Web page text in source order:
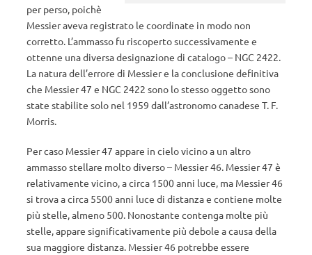
per perso, poichè
Messier aveva registrato le coordinate in modo non
corretto. L’ammasso fu riscoperto successivamente e
ottenne una diversa designazione di catalogo – NGC 2422.
La natura dell’errore di Messier e la conclusione definitiva
che Messier 47 e NGC 2422 sono lo stesso oggetto sono
state stabilite solo nel 1959 dall’astronomo canadese T. F.
Morris.
Per caso Messier 47 appare in cielo vicino a un altro
ammasso stellare molto diverso – Messier 46. Messier 47 è
relativamente vicino, a circa 1500 anni luce, ma Messier 46
si trova a circa 5500 anni luce di distanza e contiene molte
più stelle, almeno 500. Nonostante contenga molte più
stelle, appare significativamente più debole a causa della
sua maggiore distanza. Messier 46 potrebbe essere